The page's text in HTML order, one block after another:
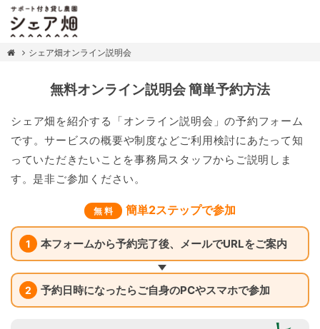
シェア畑オンライン説明会
無料オンライン説明会 簡単予約方法
シェア畑を紹介する「オンライン説明会」の予約フォーム
です。サービスの概要や制度などご利用検討にあたって知
っていただきたいことを事務局スタッフからご説明しま
す。是非ご参加ください。
無 料 簡単2ステップで参加
1 本フォームから予約完了後、メールでURLをご案内
2 予約日時になったらご自身のPCやスマホで参加